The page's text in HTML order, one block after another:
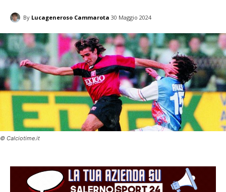
By Lucageneroso Cammarota 30 Maggio 2024
© Calciotime.it